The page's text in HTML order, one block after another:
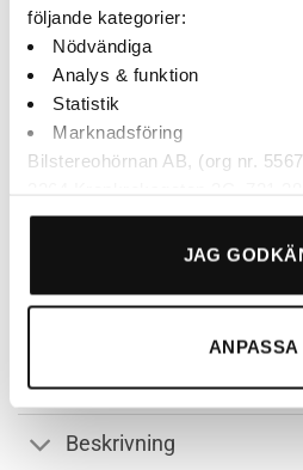
följande kategorier:
Nödvändiga
Analys & funktion
Statistik
Marknadsföring
Bilstereohörnan AB, (org nr.
personuppgiftsansvarig för
personuppgifter. Nödvändiga
inte att stänga av. Det är t.ex
kundtjänst. Du kan läsa mer om
vilka ändamål de används under
JAG
ANPASSA
Finns i webblagret
Retrosound 1957-58 Ford Radio
Beskrivning